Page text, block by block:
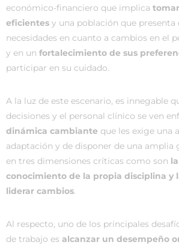
económico-financiero que implica
eficientes y una población que presenta
necesidades en cuanto a cambios en el
y en un fortalecimiento de sus
participar en su cuidado.
A la luz de este escenario, es innegable
decisiones y el personal clínico se ven
dinámica cambiante que les exige una
adaptación y de disponer de una amplia
en tres dimensiones críticas como son
conocimiento de la propia disciplina y
liderar cambios.
Al respecto, uno de los principales
de trabajo es alcanzar un desempeño